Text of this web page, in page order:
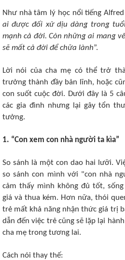
Như nhà tâm lý học nổi tiếng
ai được đối xử dịu dàng trong
mạnh cả đời. Còn những ai mang
sẽ mất cả đời để chữa lành”.
Lời nói của cha mẹ có thể trở
trưởng thành đầy bản lĩnh, hoặc
con suốt cuộc đời. Dưới đây là 5
các gia đình nhưng lại gây tổn
tưởng.
1. “Con xem con nhà người ta kìa”
So sánh là một con dao hai lưỡi.
so sánh con mình với "con nhà
cảm thấy mình không đủ tốt,
giá và thua kém. Hơn nữa, thói
trẻ mất khả năng nhận thức giá trị
dẫn đến việc trẻ cũng sẽ lặp lại
cha mẹ trong tương lai.
Cách nói thay thế: